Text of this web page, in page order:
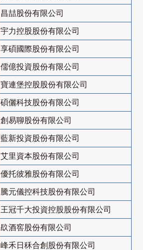
昌喆股份有限公司
宇力控股股份有限公司
享碩國際股份有限公司
儒億投資股份有限公司
寶連堡控股股份有限公司
碩儷科技股份有限公司
創易聊股份有限公司
藍新投資股份有限公司
艾里資本股份有限公司
優托彼雅股份有限公司
騰元儀控科技股份有限公司
王冠千大投資控股股份有限公司
镹酒窖股份有限公司
峰禾日秝合創股份有限公司